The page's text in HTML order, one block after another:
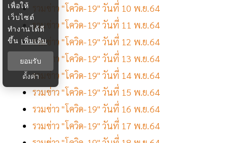
รวมข่าว "โควิด-19" วันที่ 10 พ.ย.64
รวมข่าว "โควิด-19" วันที่ 11 พ.ย.64
รวมข่าว "โควิด-19" วันที่ 12 พ.ย.64
รวมข่าว "โควิด-19" วันที่ 13 พ.ย.64
รวมข่าว "โควิด-19" วันที่ 14 พ.ย.64
รวมข่าว "โควิด-19" วันที่ 15 พ.ย.64
รวมข่าว "โควิด-19" วันที่ 16 พ.ย.64
รวมข่าว "โควิด-19" วันที่ 17 พ.ย.64
เพื่อให้
เว็บไซต์
ทำงานได้ดี
ขึ้น เพิ่มเติม
ยอมรับ
ตั้งค่า